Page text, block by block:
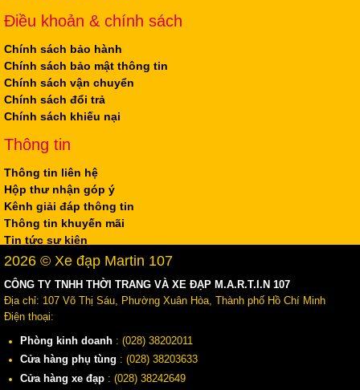
Điều khoản & chính sách
Chính sách bảo hành
Chính sách bảo mật thông tin
Chính sách vận chuyển
Chính sách đổi trả
Chính sách khiếu nại
Thông tin
Thông tin liên hệ
Hộp thư nhận góp ý
Kênh giải đáp thông tin
Thông tin khuyến mãi
Tin tức sự kiện
2026 © Xe đạp Martin 107
CÔNG TY TNHH THỜI TRANG VÀ XE ĐẠP M.A.R.T.I.N 107
Địa chỉ: 107 Võ Thị Sáu, Phường Xuân Hòa, Thành phố Hồ Chí Minh
Điện thoại:
Phòng kinh doanh : (028) 38202011
Cửa hàng phụ tùng : (028) 38203633
Cửa hàng xe đạp : (028) 38242649